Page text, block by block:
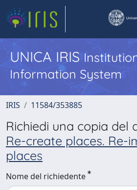
UNICA IRIS
Information System
IRIS 11584/353885
Richiedi una copia del
Re-create places. Re-
places
Nome del richiedente